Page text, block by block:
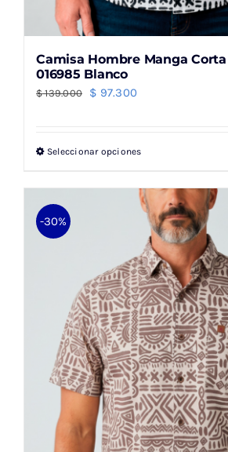
Camisa Hombre Manga
016985 Blanco
$139.000
El
era:
$ 97.300
es:
Seleccionar opcionesEste
tiene
múltiples
variantes.
Las
opciones
se
pueden
elegir
en
la
página
de
-30%